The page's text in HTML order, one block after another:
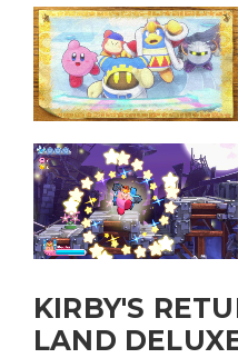
KIRBY'S
LAND